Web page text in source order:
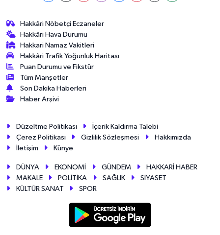
Hakkâri Nöbetçi Eczaneler
Hakkâri Hava Durumu
Hakkari Namaz Vakitleri
Hakkâri Trafik Yoğunluk Haritası
Puan Durumu ve Fikstür
Tüm Manşetler
Son Dakika Haberleri
Haber Arşivi
Düzeltme Politikası
İçerik Kaldırma Talebi
Çerez Politikası
Gizlilik Sözleşmesi
Hakkımızda
İletişim
Künye
DÜNYA EKONOMİ GÜNDEM
HAKKARİ HABER
MAKALE
POLİTİKA SAĞLIK
SİYASET
KÜLTÜR SANAT
SPOR